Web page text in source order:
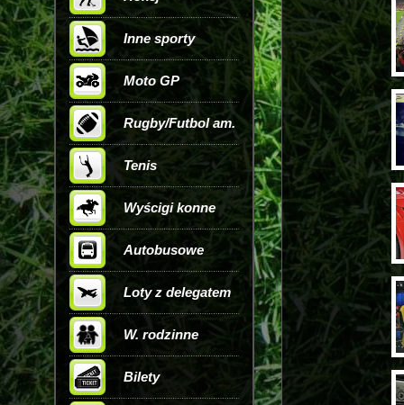
Inne sporty
Moto GP
Rugby/Futbol am.
Tenis
Wyścigi konne
Autobusowe
Loty z delegatem
W. rodzinne
Bilety